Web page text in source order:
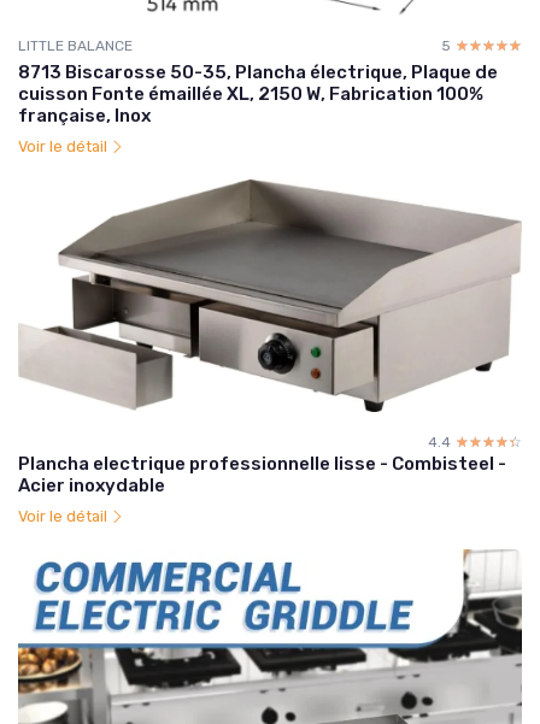
LITTLE BALANCE 5 ☆☆☆☆☆
★★★★★
8713 Biscarosse 50-35, Plancha électrique, Plaque de
cuisson Fonte émaillée XL, 2150 W, Fabrication 100%
française, Inox
Voir le détail
4.4 ☆☆☆☆☆
★★★★★
Plancha electrique professionnelle lisse - Combisteel -
Acier inoxydable
Voir le détail